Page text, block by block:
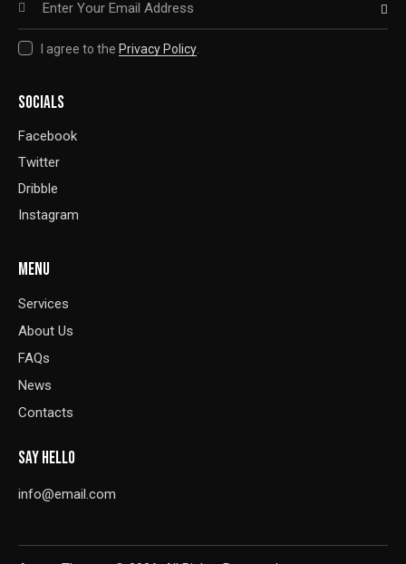
SUBSCRIBE
I agree to the Privacy Policy
SOCIALS
Facebook
Twitter
Dribble
Instagram
MENU
Services
About Us
FAQs
News
Contacts
SAY HELLO
info@email.com